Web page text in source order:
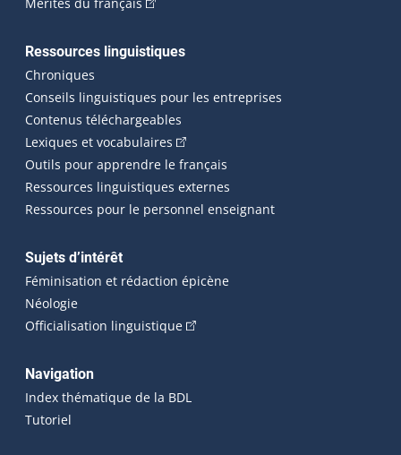
Ressources linguistiques
Chroniques
Conseils linguistiques pour les entreprises
Contenus téléchargeables
Lexiques et vocabulaires (Cet hyperlien externe s'ouvrira
Outils pour apprendre le français
Ressources linguistiques externes
Ressources pour le personnel enseignant
Sujets d’intérêt
Féminisation et rédaction épicène
Néologie
Officialisation linguistique(Cet hyperlien externe s'ouvrira
Navigation
Index thématique de la BDL
Tutoriel